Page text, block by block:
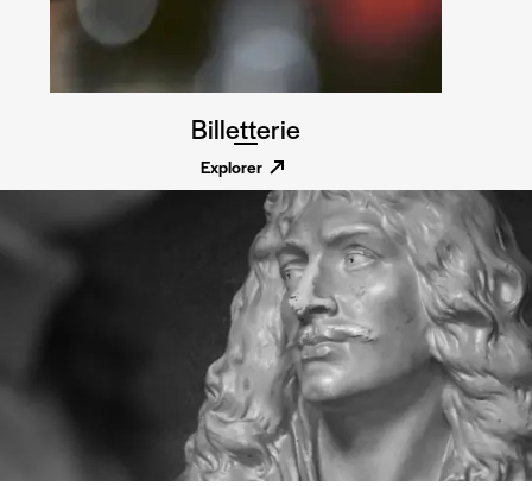
Billetterie
Explorer